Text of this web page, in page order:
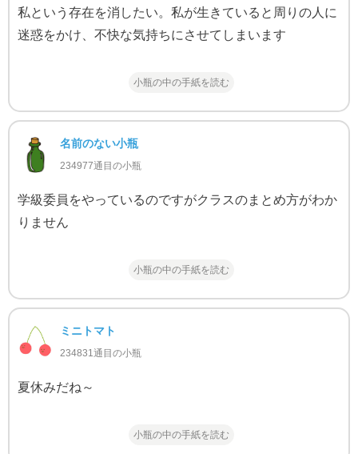
私という存在を消したい。私が生きていると周りの人に
迷惑をかけ、不快な気持ちにさせてしまいます
小瓶の中の手紙を読む
名前のない小瓶
234977通目の小瓶
学級委員をやっているのですがクラスのまとめ方がわか
りません
小瓶の中の手紙を読む
ミニトマト
234831通目の小瓶
夏休みだね～
小瓶の中の手紙を読む